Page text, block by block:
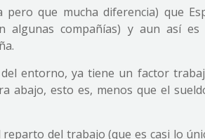
que mucha diferencia) que
algunas compañías) y aun así
entorno, ya tiene un factor
abajo, esto es, menos que el
del trabajo (que es casi lo